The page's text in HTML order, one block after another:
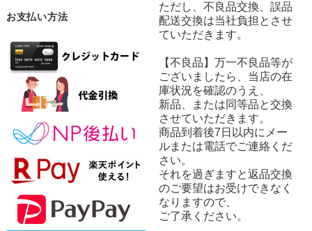
お支払い方法
ただし、不良品交換、誤品
配送交換は当社負担とさせ
ていただきます。
【不良品】万一不良品等が
ございましたら、当店の在
庫状況を確認のうえ、
新品、または同等品と交換
させていただきます。
商品到着後7日以内にメー
ルまたは電話でご連絡くだ
さい。
それを過ぎますと返品交換
のご要望はお受けできなく
なりますので、
ご了承ください。